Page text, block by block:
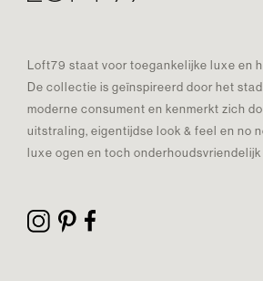
Loft79 staat voor toegankelijke luxe en
De collectie is geïnspireerd door het
moderne consument en kenmerkt zich
uitstraling, eigentijdse look & feel en no
luxe ogen en toch onderhoudsvriendelijk